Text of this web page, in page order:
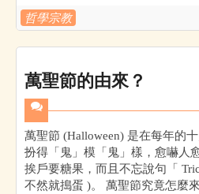
哲學宗教
萬聖節的由來？
萬聖節 (Halloween) 是在每年的
扮得「鬼」模「鬼」樣，愈嚇人
挨戶要糖果，而且不忘說句「
不然就搗蛋 )。 萬聖節究竟怎麼